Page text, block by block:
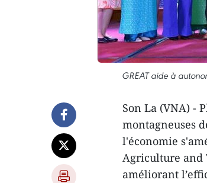
GREAT aide à
Son La (VNA) -
montagneuses
l'économie
Agriculture and
améliorant